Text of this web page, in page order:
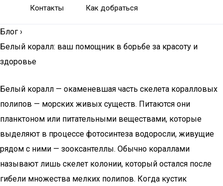
Контакты Как добраться
Блог ›
Белый коралл: ваш помощник в борьбе за красоту и
здоровье
Белый коралл — окаменевшая часть скелета коралловых
полипов — морских живых существ. Питаются они
планктоном или питательными веществами, которые
выделяют в процессе фотосинтеза водоросли, живущие
рядом с ними — зооксантеллы. Обычно кораллами
называют лишь скелет колонии, который остался после
гибели множества мелких полипов. Когда кустик